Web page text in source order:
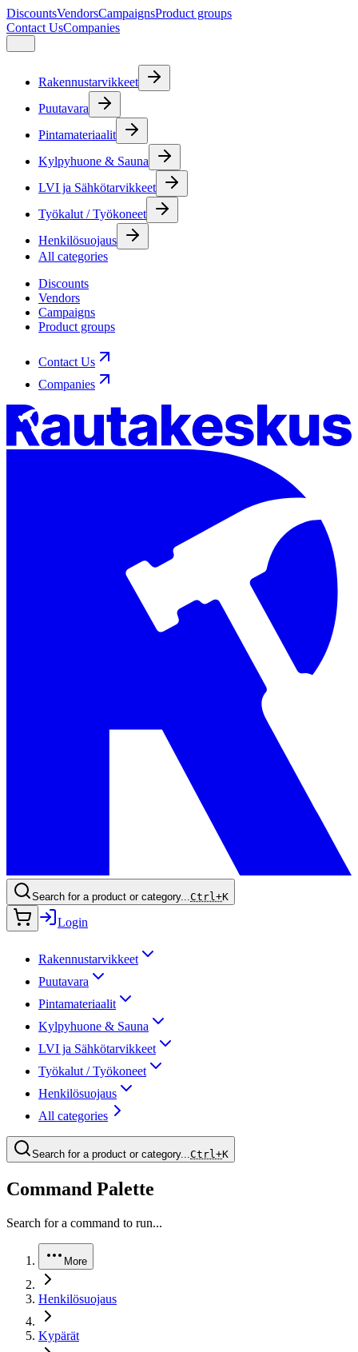
DiscountsVendorsCampaignsProduct groups
Contact UsCompanies
Rakennustarvikkeet
Puutavara
Pintamateriaalit
Kylpyhuone & Sauna
LVI ja Sähkötarvikkeet
Työkalut / Työkoneet
Henkilösuojaus
All categories
Discounts
Vendors
Campaigns
Product groups
Contact Us
Companies
Search for a product or category...Ctrl+K
Login
Rakennustarvikkeet
Puutavara
Pintamateriaalit
Kylpyhuone & Sauna
LVI ja Sähkötarvikkeet
Työkalut / Työkoneet
Henkilösuojaus
All categories
Search for a product or category...Ctrl+K
Command Palette
Search for a command to run...
More
Henkilösuojaus
Kypärät